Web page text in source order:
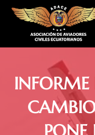
INFORME